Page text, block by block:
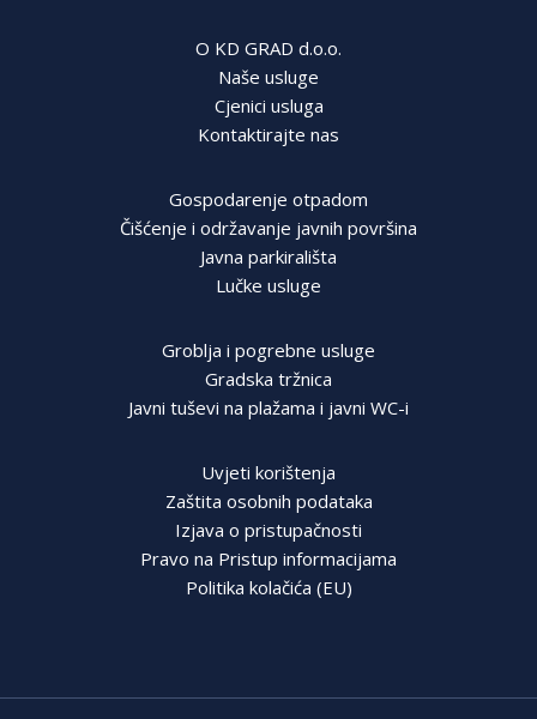
O KD GRAD d.o.o.
Naše usluge
Cjenici usluga
Kontaktirajte nas
Gospodarenje otpadom
Čišćenje i održavanje javnih površina
Javna parkirališta
Lučke usluge
Groblja i pogrebne usluge
Gradska tržnica
Javni tuševi na plažama i javni WC-i
Uvjeti korištenja
Zaštita osobnih podataka
Izjava o pristupačnosti
Pravo na Pristup informacijama
Politika kolačića (EU)